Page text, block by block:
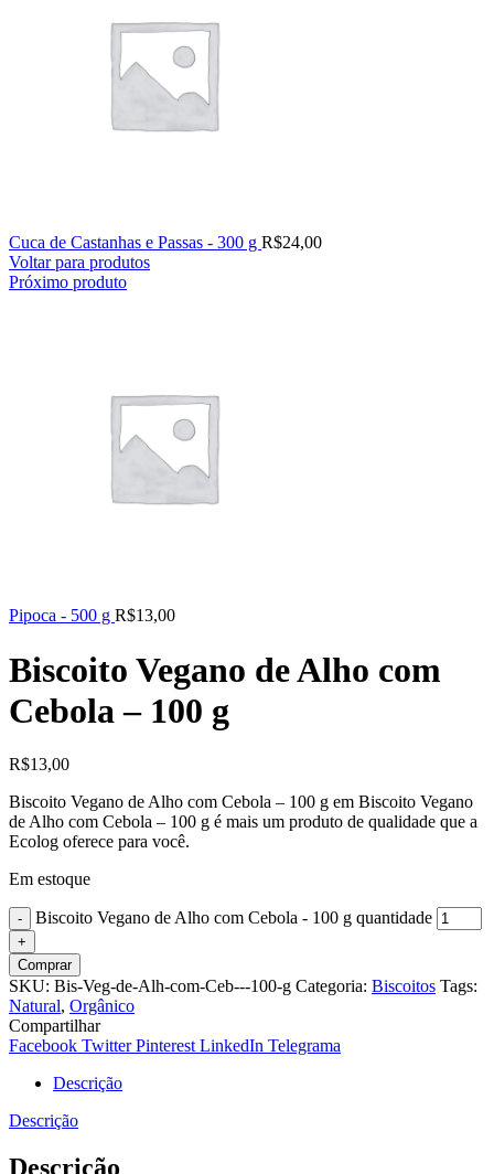
Cuca de Castanhas e Passas - 300 g R$24,00
Voltar para produtos
Próximo produto
Pipoca - 500 g R$13,00
Biscoito Vegano de Alho com
Cebola – 100 g
R$13,00
Biscoito Vegano de Alho com Cebola – 100 g em Biscoito Vegano
de Alho com Cebola – 100 g é mais um produto de qualidade que a
Ecolog oferece para você.
Em estoque
Biscoito Vegano de Alho com Cebola - 100 g quantidade
Comprar
SKU: Bis-Veg-de-Alh-com-Ceb---100-g Categoria: Biscoitos Tags:
Natural, Orgânico
Compartilhar
Facebook Twitter Pinterest LinkedIn Telegrama
Descrição
Descrição
Descrição